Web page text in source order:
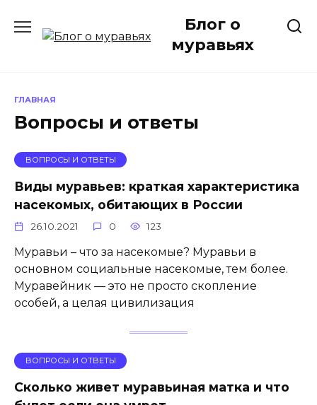
содержанию
Блог о
муравьях
ГЛАВНАЯ
Вопросы и ответы
ВОПРОСЫ И ОТВЕТЫ
Виды муравьев: краткая характеристика
насекомых, обитающих в России
26.10.2021 0 123
Муравьи – что за насекомые? Муравьи в
основном социальные насекомые, тем более.
Муравейник — это не просто скопление
особей, а целая цивилизация
ВОПРОСЫ И ОТВЕТЫ
Сколько живет муравьиная матка и что